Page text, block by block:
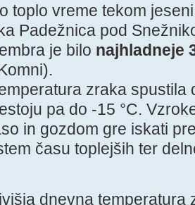
toplo vreme tekom
Padežnica pod
je bilo najhladneje
zraka spustila
pa do -15 °C.
in gozdom gre iskati
času toplejših ter
dnevna temperatura